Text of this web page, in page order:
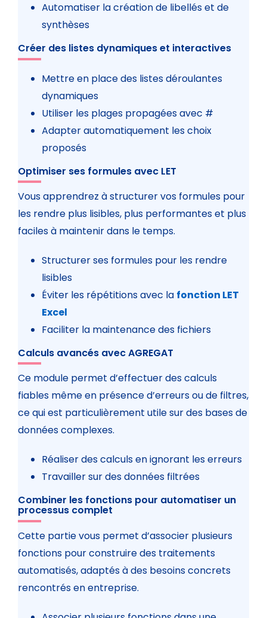
Automatiser la création de libellés et de
synthèses
Créer des listes dynamiques et interactives
Mettre en place des listes déroulantes
dynamiques
Utiliser les plages propagées avec #
Adapter automatiquement les choix
proposés
Optimiser ses formules avec LET
Vous apprendrez à structurer vos formules pour
les rendre plus lisibles, plus performantes et plus
faciles à maintenir dans le temps.
Structurer ses formules pour les rendre
lisibles
Éviter les répétitions avec la fonction LET
Excel
Faciliter la maintenance des fichiers
Calculs avancés avec AGREGAT
Ce module permet d’effectuer des calculs
fiables même en présence d’erreurs ou de filtres,
ce qui est particulièrement utile sur des bases de
données complexes.
Réaliser des calculs en ignorant les erreurs
Travailler sur des données filtrées
Combiner les fonctions pour automatiser un
processus complet
Cette partie vous permet d’associer plusieurs
fonctions pour construire des traitements
automatisés, adaptés à des besoins concrets
rencontrés en entreprise.